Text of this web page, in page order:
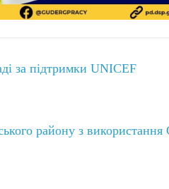
за підтримки UNICEF
району з